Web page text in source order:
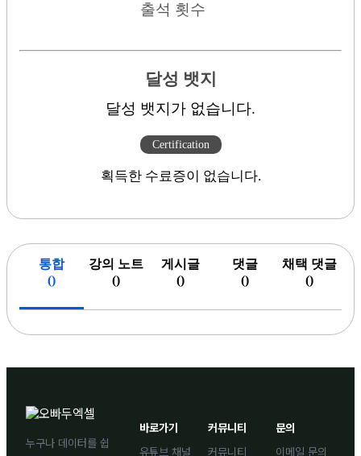
출석 횟수
달성 뱃지
달성 뱃지가 없습니다.
Certification
획득한 수료증이 없습니다.
통합
()
강의 노트
()
게시글
()
댓글
()
채택 댓글
()
누구나 데이터를 쉽
바로가기
유튜브 채널
커뮤니티
커뮤니티
문의
이메일 문의